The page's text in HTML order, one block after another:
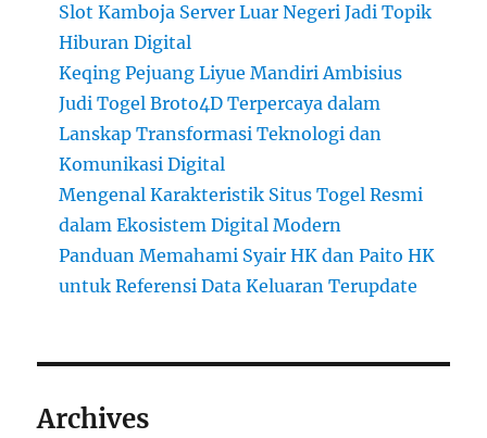
Slot Kamboja Server Luar Negeri Jadi Topik
Hiburan Digital
Keqing Pejuang Liyue Mandiri Ambisius
Judi Togel Broto4D Terpercaya dalam
Lanskap Transformasi Teknologi dan
Komunikasi Digital
Mengenal Karakteristik Situs Togel Resmi
dalam Ekosistem Digital Modern
Panduan Memahami Syair HK dan Paito HK
untuk Referensi Data Keluaran Terupdate
Archives